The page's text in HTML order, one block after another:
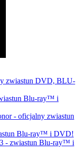
zwiastun DVD, BLU-
Blu-ray™ i
- oficjalny zwiastun
Blu-ray™ i DVD!
- zwiastun Blu-ray™ i